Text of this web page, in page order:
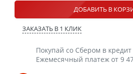
ДОБАВИТЬ В
ЗАКАЗАТЬ В 1 КЛИК
Покупай со Сбером в
Ежемесячный платеж от 9